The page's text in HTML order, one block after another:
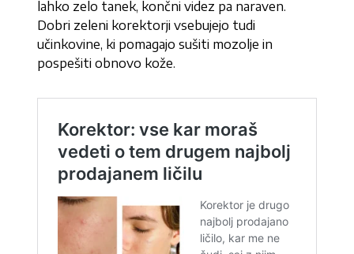
lahko zelo tanek, končni videz pa naraven.
Dobri zeleni korektorji vsebujejo tudi
učinkovine, ki pomagajo sušiti mozolje in
pospešiti obnovo kože.